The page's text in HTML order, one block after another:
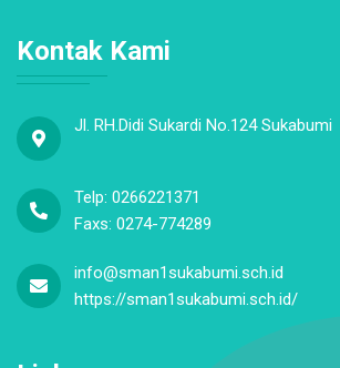
Kontak Kami
Jl. RH.Didi Sukardi No.124 Sukabumi
Telp: 0266221371
Faxs: 0274-774289
info@sman1sukabumi.sch.id
https://sman1sukabumi.sch.id/